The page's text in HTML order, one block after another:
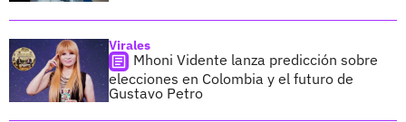
Virales
Mhoni Vidente lanza predicción sobre
elecciones en Colombia y el futuro de
Gustavo Petro